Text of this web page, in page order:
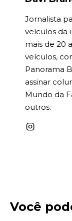
Jornalista
veículos da
mais de 20
veículos,
Panorama
assinar
Mundo da
outros.
Você